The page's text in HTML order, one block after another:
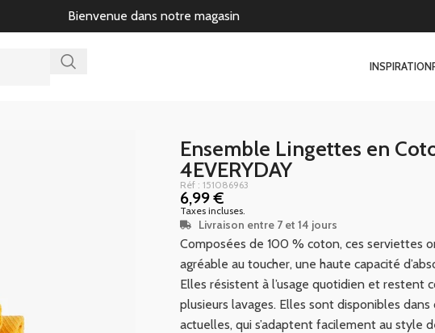
Bienvenue dans notre magasin
INSPIRATION
Ensemble Lingettes en
4EVERYDAY
Réf : 151086963
6,99€
Taxes incluses.
Livraison entre 7 et 14 jours
Composées de 100 % coton, ces serviettes
agréable au toucher, une haute capacité
Elles résistent à l’usage quotidien et restent
plusieurs lavages. Elles sont disponibles
actuelles, qui s’adaptent facilement au style